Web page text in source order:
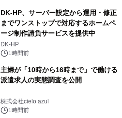
DK-HP、サーバー設定から運用・修正
までワンストップで対応するホームペ
ージ制作請負サービスを提供中
DK-HP
1時間前
主婦が「10時から16時まで」で働ける
派遣求人の実態調査を公開
株式会社cielo azul
1時間前